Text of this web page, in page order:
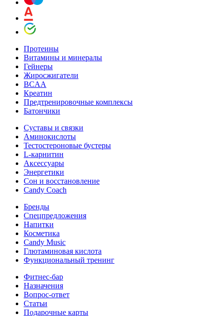
Протеины
Витамины и минералы
Гейнеры
Жиросжигатели
BCAA
Креатин
Предтренировочные комплексы
Батончики
Суставы и связки
Аминокислоты
Тестостероновые бустеры
L-карнитин
Аксессуары
Энергетики
Сон и восстановление
Candy Coach
Бренды
Спецпредложения
Напитки
Косметика
Candy Music
Глютаминовая кислота
Функциональный тренинг
Фитнес-бар
Назначения
Вопрос-ответ
Статьи
Подарочные карты